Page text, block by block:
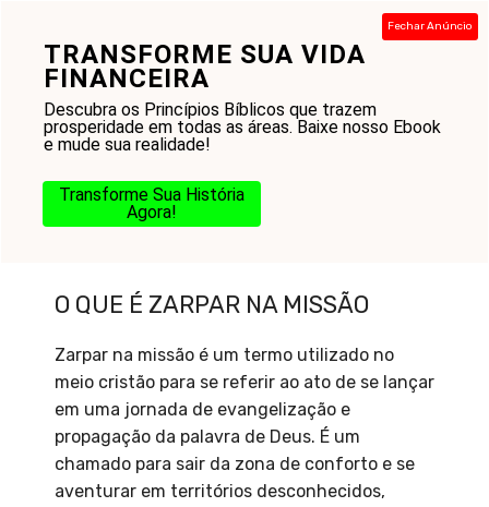
TRANSFORME SUA VIDA
FINANCEIRA
Descubra os Princípios Bíblicos que trazem
prosperidade em todas as áreas. Baixe nosso Ebook
e mude sua realidade!
Transforme Sua História
Agora!
Fechar Anúncio
conteúdo
O que é Zarpar na missão
O QUE É ZARPAR NA MISSÃO
Zarpar na missão é um termo utilizado no
meio cristão para se referir ao ato de se lançar
em uma jornada de evangelização e
propagação da palavra de Deus. É um
chamado para sair da zona de conforto e se
aventurar em territórios desconhecidos,